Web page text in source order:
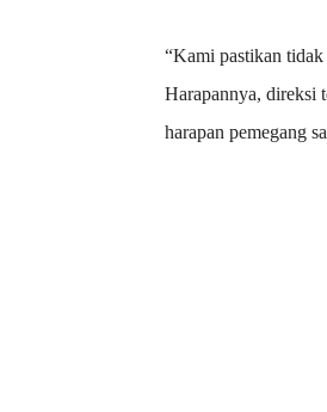
“Kami pastikan tidak
Harapannya, direksi
harapan pemegang